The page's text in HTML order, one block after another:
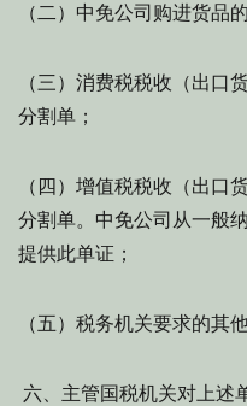
（二）中免公司购进货
（三）消费税税收（出口
分割单；
（四）增值税税收（出口
分割单。中免公司从一般
提供此单证；
（五）税务机关要求的其
六、主管国税机关对上述